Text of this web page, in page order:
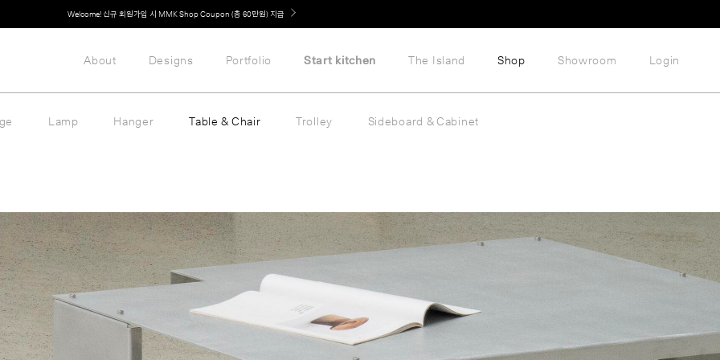
Welcome! 신규 회원가입 시 MMK Shop Coupon (총 60만원) 지급
취향대로 완성하는 커스텀 아일랜드 키친, MMK The Island 출시
About Designs Portfolio Start kitchen The Island Shop Showroom Login
Lamp Hanger Table & Chair Trolley Sideboard & Cabinet